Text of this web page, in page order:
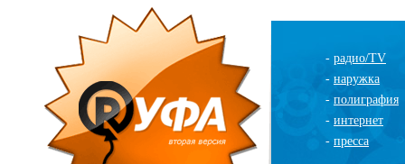
- радио/TV
- наружка
- полиграфия
- интернет
- пресса